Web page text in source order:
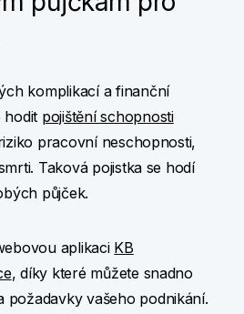
komplikací a finanční
hodit pojištění schopnosti
pracovní neschopnosti,
Taková pojistka se hodí
půjček.
aplikaci KB
, díky které můžete snadno
požadavky vašeho podnikání.